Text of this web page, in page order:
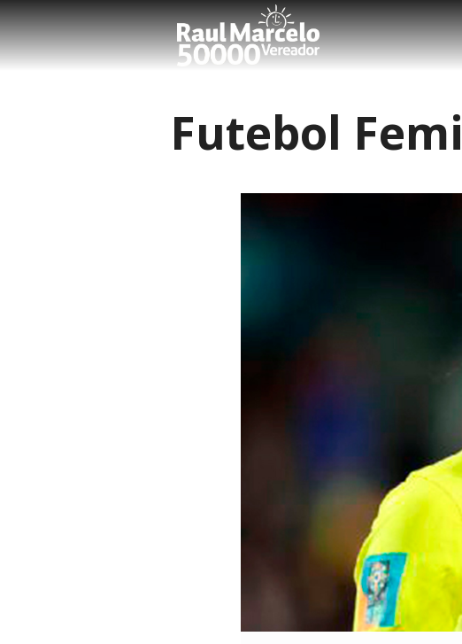
Futebol